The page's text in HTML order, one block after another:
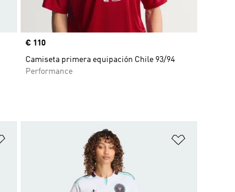
Precio
€ 110
Camiseta primera equipación Chile 93/94
Performance
Añadir a la lista de deseos